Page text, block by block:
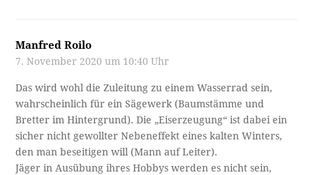
Manfred Roilo
7. November 2020 um 10:40 Uhr
Das wird wohl die Zuleitung zu einem Wasserrad sein,
wahrscheinlich für ein Sägewerk (Baumstämme und
Bretter im Hintergrund). Die „Eiserzeugung“ ist dabei ein
sicher nicht gewollter Nebeneffekt eines kalten Winters,
den man beseitigen will (Mann auf Leiter).
Jäger in Ausübung ihres Hobbys werden es nicht sein,